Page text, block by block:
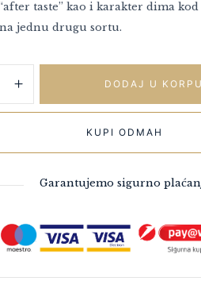
taste” kao i karakter dima
jednu drugu sortu.
DODAJ U KORPU
KUPI ODMAH
Garantujemo sigurno